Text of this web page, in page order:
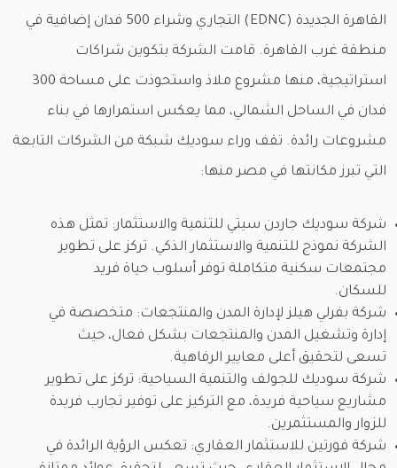
القاهرة الجديدة (EDNC)‬‎ التجاري وشراء 500 فدان إضافية في
منطقة غرب القاهرة. قامت الشركة بتكوين شراكات
استراتيجية، منها مشروع ملاذ واستحوذت على مساحة 300
فدان في الساحل الشمالي، مما يعكس استمرارها في بناء
مشروعات رائدة. تقف وراء سوديك شبكة من الشركات التابعة
التي تبرز مكانتها في مصر منها:
شركة سوديك جاردن سيتي للتنمية والاستثمار: تمثل هذه
الشركة نموذج للتنمية والاستثمار الذكي. تركز على تطوير
مجتمعات سكنية متكاملة توفر أسلوب حياة فريد
للسكان.
شركة بفرلي هيلز لإدارة المدن والمنتجعات: متخصصة في
إدارة وتشغيل المدن والمنتجعات بشكل فعال، حيث
تسعى لتحقيق أعلى معايير الرفاهية.
شركة سوديك للجولف والتنمية السياحية: تركز على تطوير
مشاريع سياحية فريدة، مع التركيز على توفير تجارب فريدة
للزوار والمستثمرين.
شركة فورتين للاستثمار العقاري: تعكس الرؤية الرائدة في